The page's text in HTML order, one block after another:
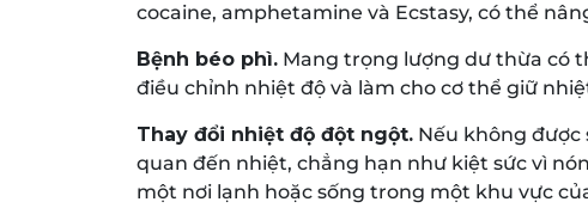
cocaine, amphetamine và Ecstasy, có thể
Bệnh béo phì. Mang trọng lượng dư thừa có
điều chỉnh nhiệt độ và làm cho cơ thể giữ
Thay đổi nhiệt độ đột ngột. Nếu không được
quan đến nhiệt, chẳng hạn như kiệt sức vì
một nơi lạnh hoặc sống trong một khu vực